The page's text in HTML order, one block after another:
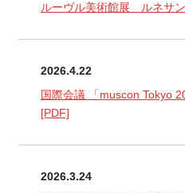
ルーヴル美術館展 ルネサ
2026.4.22
国際会議 「muscon Tokyo
[PDF]
2026.3.24